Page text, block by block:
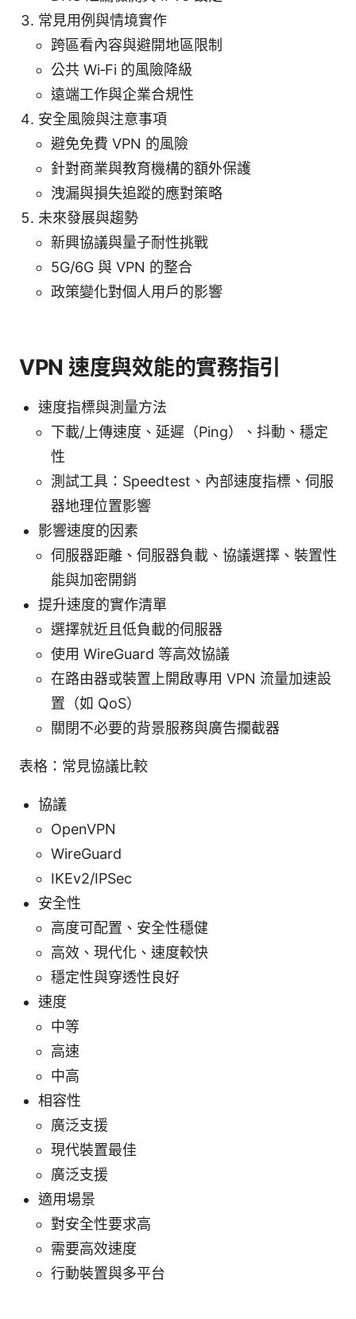
常見用例與情境實作
跨區看內容與避開地區限制
公共 Wi‑Fi 的風險降級
遠端工作與企業合規性
安全風險與注意事項
避免免費 VPN 的風險
針對商業與教育機構的額外保護
洩漏與損失追蹤的應對策略
未來發展與趨勢
新興協議與量子耐性挑戰
5G/6G 與 VPN 的整合
政策變化對個人用戶的影響
VPN 速度與效能的實務指引
速度指標與測量方法
下載/上傳速度、延遲（Ping）、抖動、穩定
性
測試工具：Speedtest、內部速度指標、伺服
器地理位置影響
影響速度的因素
伺服器距離、伺服器負載、協議選擇、裝置性
能與加密開銷
提升速度的實作清單
選擇就近且低負載的伺服器
使用 WireGuard 等高效協議
在路由器或裝置上開啟專用 VPN 流量加速設
置（如 QoS）
關閉不必要的背景服務與廣告攔截器
表格：常見協議比較
協議
OpenVPN
WireGuard
IKEv2/IPSec
安全性
高度可配置、安全性穩健
高效、現代化、速度較快
穩定性與穿透性良好
速度
中等
高速
中高
相容性
廣泛支援
現代裝置最佳
廣泛支援
適用場景
對安全性要求高
需要高效速度
行動裝置與多平台